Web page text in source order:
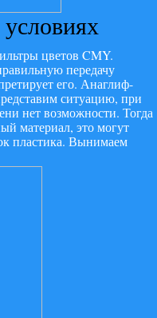
цветов CMY.
передачу
его. Анаглиф-
ситуацию, при
нет возможности. Тогда
материал, это могут
пластика. Вынимаем